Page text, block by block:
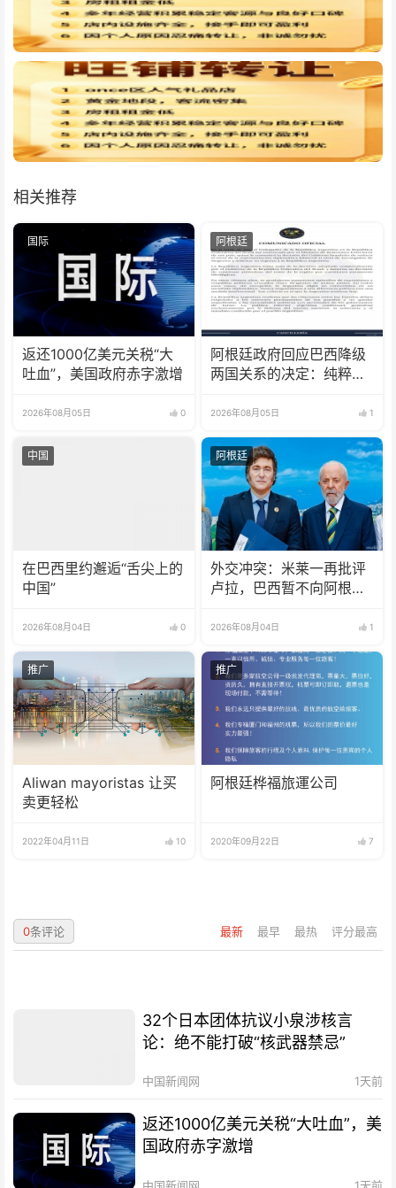
相关推荐
国际
返还1000亿美元关税“大
吐血”，美国政府赤字激增
2026年08月05日 0
阿根廷
阿根廷政府回应巴西降级
两国关系的决定：纯粹意
2026年08月05日 1
中国
在巴西里约邂逅“舌尖上的
中国”
2026年08月04日 0
阿根廷
外交冲突：米莱一再批评
卢拉，巴西暂不向阿根廷
2026年08月04日 1
推广
Aliwan mayoristas 让买
卖更轻松
2022年04月11日 10
推广
阿根廷桦福旅運公司
2020年09月22日 7
最新 最早 最热 评分最高
0条评论
32个日本团体抗议小泉涉核言
论：绝不能打破“核武器禁忌”
中国新闻网 1天前
返还1000亿美元关税“大吐血”，美
国政府赤字激增
中国新闻网 1天前